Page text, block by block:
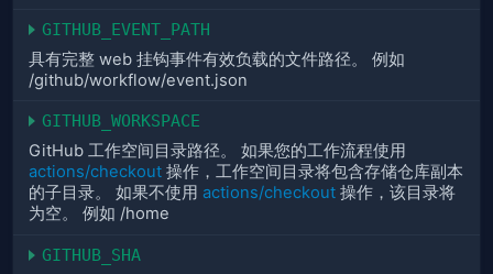
GITHUB_EVENT_PATH
具有完整 web 挂钩事件有效负载的文件路径。 例如
/github/workflow/event.json
GITHUB_WORKSPACE
GitHub 工作空间目录路径。 如果您的工作流程使用
actions/checkout 操作，工作空间目录将包含存储仓库副本
的子目录。 如果不使用 actions/checkout 操作，该目录将
为空。 例如 /home
GITHUB_SHA